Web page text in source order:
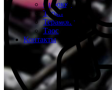
Сирокко
Туран
Терамонт
Таос
Контакты